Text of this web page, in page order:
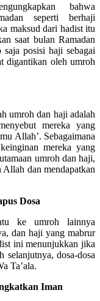
bahwa
seperti berhaji
maksud dari hadist itu
saat bulan Ramadan
posisi haji sebagai
digantikan oleh umroh
umroh dan haji adalah
mereka yang
Allah’. Sebagaimana
mereka yang
umroh dan haji,
dan mendapatkan
Dosa
ke umroh lainnya
dan haji yang mabrur
ini menunjukkan jika
selanjutnya, dosa-dosa
Ta’ala.
Iman